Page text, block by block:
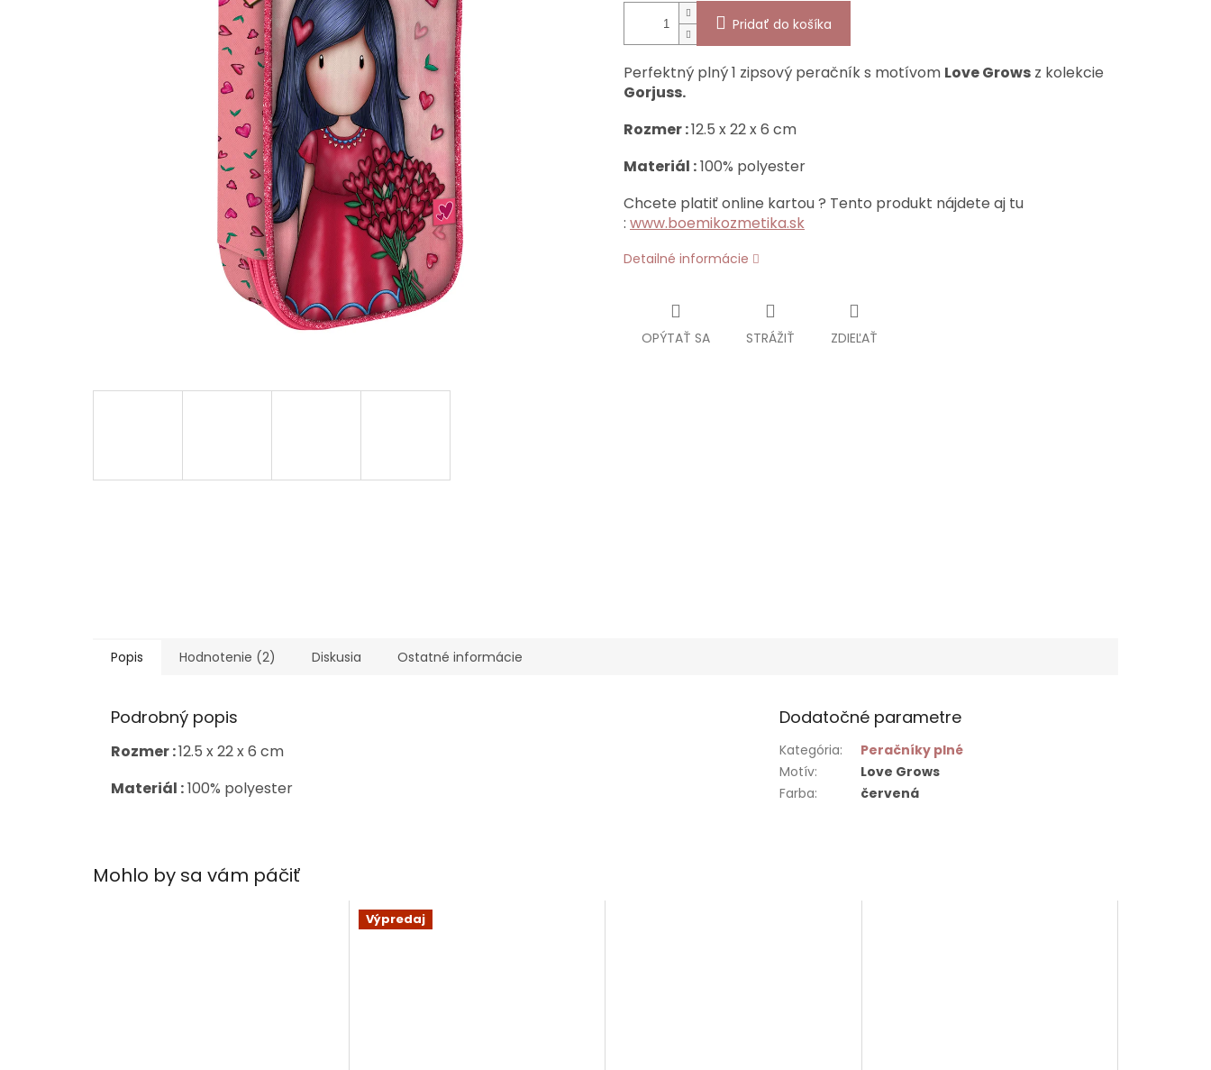
Pridať do košíka
Perfektný plný 1 zipsový peračník s motívom Love Grows z kolekcie
Gorjuss.
Rozmer :12.5 x 22 x 6 cm
Materiál :100% polyester
Chcete platiť online kartou ? Tento produkt nájdete aj tu
: www.boemikozmetika.sk
Detailné informácie
OPÝTAŤ SA STRÁŽIŤ ZDIEĽAŤ
Mohlo by sa vám páčiť
Výpredaj
Popis Hodnotenie (2) Diskusia Ostatné informácie
Podrobný popis
Rozmer :12.5 x 22 x 6 cm
Materiál :100% polyester
Dodatočné parametre
Kategória:
Peračníky plné
Motív:
Love Grows
Farba: červená